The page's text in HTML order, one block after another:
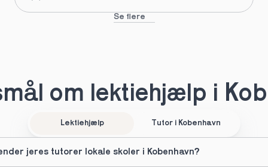
Se flere
om lektiehjælp i
Lektiehjælp Tutor i Kobenhavn
jeres tutorer lokale skoler i Kobenhavn?